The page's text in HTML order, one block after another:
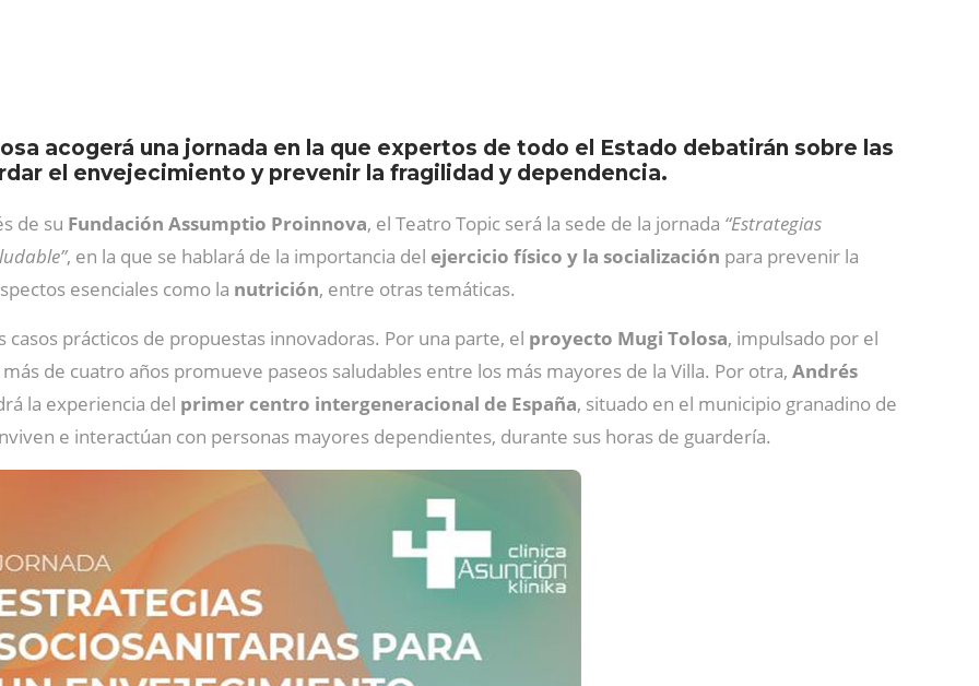
acogerá una jornada en la que expertos de todo el Estado debatirán sobre las
el envejecimiento y prevenir la fragilidad y dependencia.
de su Fundación Assumptio Proinnova, el Teatro Topic será la sede de la jornada “Estrategias
, en la que se hablará de la importancia del ejercicio físico y la socialización para prevenir la
esenciales como la nutrición, entre otras temáticas.
casos prácticos de propuestas innovadoras. Por una parte, el proyecto Mugi Tolosa, impulsado por el
de cuatro años promueve paseos saludables entre los más mayores de la Villa. Por otra, Andrés
la experiencia del primer centro intergeneracional de España, situado en el municipio granadino de
e interactúan con personas mayores dependientes, durante sus horas de guardería.